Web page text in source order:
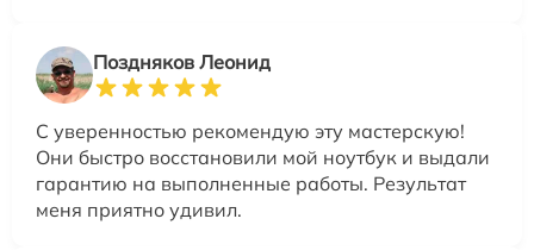
Поздняков Леонид
С уверенностью рекомендую эту мастерскую!
Они быстро восстановили мой ноутбук и выдали
гарантию на выполненные работы. Результат
меня приятно удивил.